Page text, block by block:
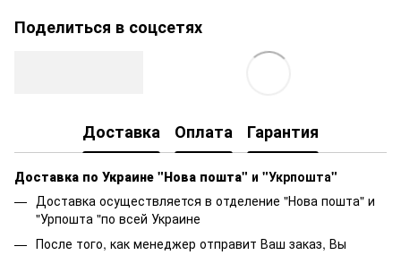
Поделиться в соцсетях
Доставка Оплата Гарантия
Доставка по Украине "Нова пошта" и "Укрпошта"
Доставка осуществляется в отделение "Нова пошта" и
"Урпошта "по всей Украине
После того, как менеджер отправит Ваш заказ, Вы